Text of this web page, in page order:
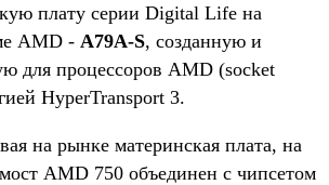
плату серии Digital Life на
AMD - A79A-S, созданную и
для процессоров AMD (socket
HyperTransport 3.
на рынке материнская плата, на
AMD 750 объединен с чипсетом